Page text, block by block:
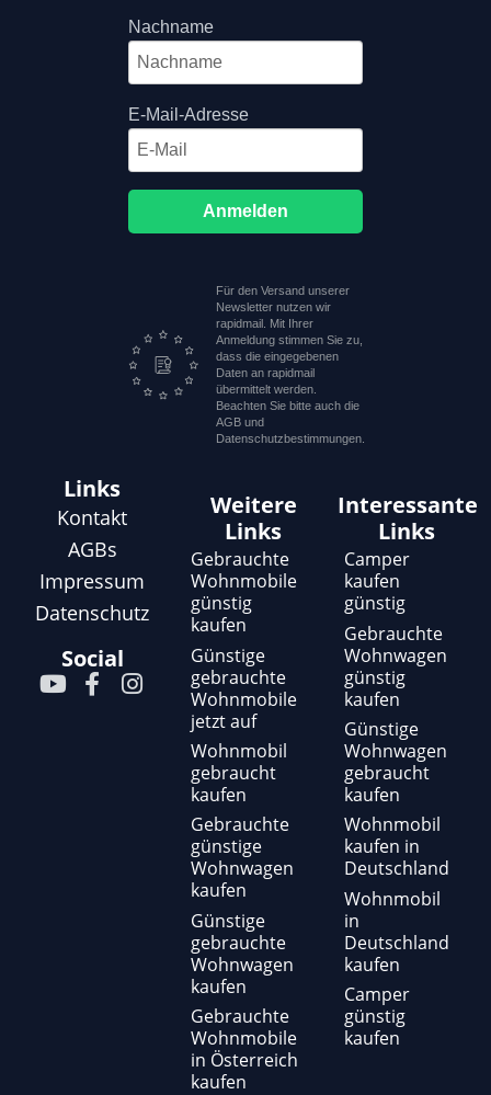
Nachname
E-Mail-Adresse
Anmelden
Für den Versand unserer
Newsletter nutzen wir
rapidmail. Mit Ihrer
Anmeldung stimmen Sie zu,
dass die eingegebenen
Daten an rapidmail
übermittelt werden.
Beachten Sie bitte auch die
AGB und
Datenschutzbestimmungen.
Links
Kontakt
AGBs
Impressum
Datenschutz
Social
Y F
a
I
Weitere
Links
Gebrauchte
Wohnmobile
günstig
kaufen
Günstige
gebrauchte
Wohnmobile
jetzt auf
Wohnmobil
gebraucht
kaufen
Gebrauchte
günstige
Wohnwagen
kaufen
Günstige
gebrauchte
Wohnwagen
kaufen
Gebrauchte
Wohnmobile
in Österreich
kaufen
Interessante
Links
Camper
kaufen
günstig
Gebrauchte
Wohnwagen
günstig
kaufen
Günstige
Wohnwagen
gebraucht
kaufen
Wohnmobil
kaufen in
Deutschland
Wohnmobil
in
Deutschland
kaufen
Camper
günstig
kaufen